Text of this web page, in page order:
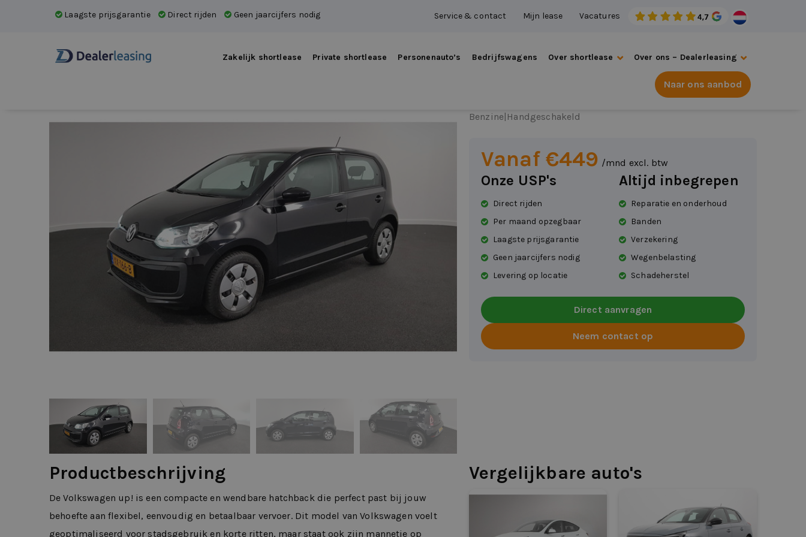
Laagste prijsgarantie Direct rijden Geen jaarcijfers nodig Service & contact Mijn lease Vacatures
Zakelijk shortlease Private shortlease Personenauto’s Bedrijfswagens Over shortlease Over ons – Dealerleasing
Naar ons aanbod
Benzine| Handgeschakeld
Vanaf €449 /mnd excl. btw
Onze USP's
Direct rijden
Per maand opzegbaar
Laagste prijsgarantie
Geen jaarcijfers nodig
Levering op locatie
Altijd inbegrepen
Reparatie en onderhoud
Banden
Verzekering
Wegenbelasting
Schadeherstel
Direct aanvragen
Neem contact op
Productbeschrijving
De Volkswagen up! is een compacte en wendbare hatchback die perfect past bij jouw
behoefte aan flexibel, eenvoudig en betaalbaar vervoer. Dit model van Volkswagen voelt
geoptimaliseerd voor stadsgebruik en korte ritten, maar staat ook zijn mannetje op
Vergelijkbare auto's